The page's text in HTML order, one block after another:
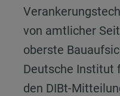
von amtlicher
oberste
Deutsche Institut
den DIBt-